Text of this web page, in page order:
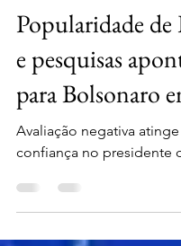
Núcleo de Notícias
13 de jun. de 2025
2
Popularidade de
e pesquisas
para Bolsonaro
Avaliação negativa atinge